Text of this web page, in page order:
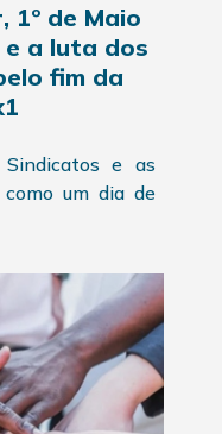
1º de Maio
a luta dos
fim da
e as
um dia de